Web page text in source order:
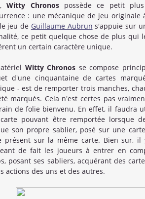
Witty Chronospossède ce petit
: une mécanique de jeu
jeu de Guillaume Aubrun s'appuie sur
ce petit quelque chose de plus qui
un certain caractère unique.
Witty Chronos se compose
d'une cinquantaine de cartes
- est de remporter trois manches,
marqués. Cela n'est certes pas
de folie bienvenu. En effet, il faudra
pouvant être remportée lorsque
son propre sablier, posé sur une
présent sur la même carte. Bien sur,
de fait les joueurs à entrer en
posant ses sabliers, acquérant des
actions des uns et des autres.